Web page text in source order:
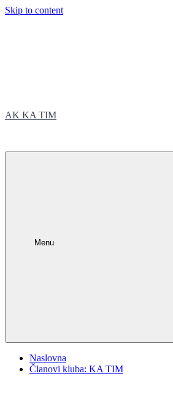
Skip to content
AK KA TIM
Menu
Naslovna
Članovi kluba: KA TIM